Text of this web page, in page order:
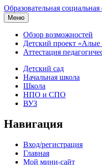
Образовательная социальная
Меню
Обзор возможностей
Детский проект «Алые
Аттестация
Детский сад
Начальная школа
Школа
НПО и СПО
ВУЗ
Навигация
Вход/регистрация
Главная
Мой мини-сайт